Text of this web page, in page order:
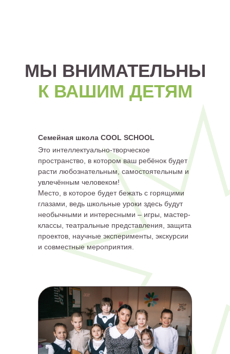
МЫ ВНИМАТЕЛЬНЫ
К ВАШИМ ДЕТЯМ
Семейная школа COOL SCHOOL
Это интеллектуально-творческое
пространство, в котором ваш ребёнок будет
расти любознательным, самостоятельным и
увлечённым человеком!
Место, в которое будет бежать с горящими
глазами, ведь школьные уроки здесь будут
необычными и интересными – игры, мастер-
классы, театральные представления, защита
проектов, научные эксперименты, экскурсии
и совместные мероприятия.